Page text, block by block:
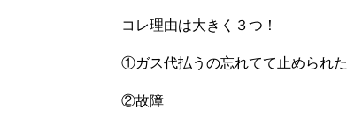
コレ理由は大きく３つ！
①ガス代払うの忘れてて止められた
②故障